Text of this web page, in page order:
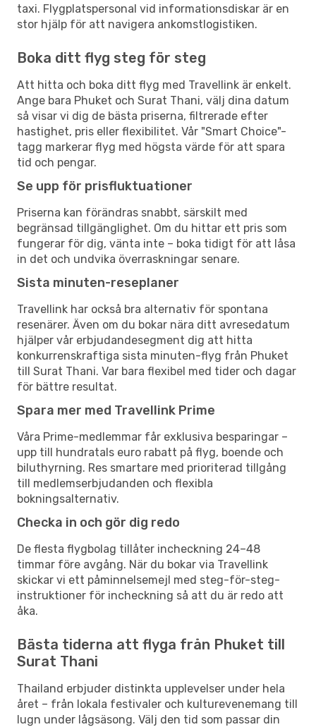
taxi. Flygplatspersonal vid informationsdiskar är en
stor hjälp för att navigera ankomstlogistiken.
Boka ditt flyg steg för steg
Att hitta och boka ditt flyg med Travellink är enkelt.
Ange bara Phuket och Surat Thani, välj dina datum
så visar vi dig de bästa priserna, filtrerade efter
hastighet, pris eller flexibilitet. Vår "Smart Choice"-
tagg markerar flyg med högsta värde för att spara
tid och pengar.
Se upp för prisfluktuationer
Priserna kan förändras snabbt, särskilt med
begränsad tillgänglighet. Om du hittar ett pris som
fungerar för dig, vänta inte – boka tidigt för att låsa
in det och undvika överraskningar senare.
Sista minuten-reseplaner
Travellink har också bra alternativ för spontana
resenärer. Även om du bokar nära ditt avresedatum
hjälper vår erbjudandesegment dig att hitta
konkurrenskraftiga sista minuten-flyg från Phuket
till Surat Thani. Var bara flexibel med tider och dagar
för bättre resultat.
Spara mer med Travellink Prime
Våra Prime-medlemmar får exklusiva besparingar –
upp till hundratals euro rabatt på flyg, boende och
biluthyrning. Res smartare med prioriterad tillgång
till medlemserbjudanden och flexibla
bokningsalternativ.
Checka in och gör dig redo
De flesta flygbolag tillåter incheckning 24–48
timmar före avgång. När du bokar via Travellink
skickar vi ett påminnelsemejl med steg-för-steg-
instruktioner för incheckning så att du är redo att
åka.
Bästa tiderna att flyga från Phuket till
Surat Thani
Thailand erbjuder distinkta upplevelser under hela
året – från lokala festivaler och kulturevenemang till
lugn under lågsäsong. Välj den tid som passar din